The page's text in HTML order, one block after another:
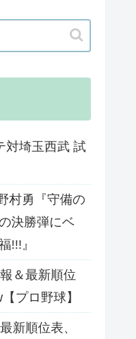
対埼玉西武 試
村勇『守備の
決勝弾にベ
!!!』
＆最新順位
プロ野球】
新順位表、